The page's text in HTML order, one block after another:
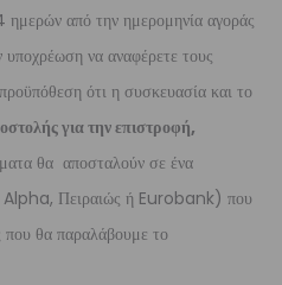
ημερών από την ημερομηνία αγοράς
υποχρέωση να αναφέρετε τους
ότι η συσκευασία και το
για την επιστροφή,
θα αποσταλούν σε ένα
Alpha, Πειραιώς ή Eurobank) που
θα παραλάβουμε το